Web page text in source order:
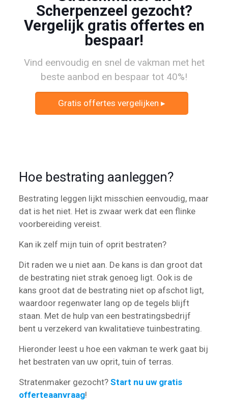
Scherpenzeel gezocht?
Vergelijk gratis offertes en
bespaar!
Vind eenvoudig en snel de vakman met het
beste aanbod en bespaar tot 40%!
Gratis offertes vergelijken ▸
Hoe bestrating aanleggen?
Bestrating leggen lijkt misschien eenvoudig, maar
dat is het niet. Het is zwaar werk dat een flinke
voorbereiding vereist.
Kan ik zelf mijn tuin of oprit bestraten?
Dit raden we u niet aan. De kans is dan groot dat
de bestrating niet strak genoeg ligt. Ook is de
kans groot dat de bestrating niet op afschot ligt,
waardoor regenwater lang op de tegels blijft
staan. Met de hulp van een bestratingsbedrijf
bent u verzekerd van kwalitatieve tuinbestrating.
Hieronder leest u hoe een vakman te werk gaat bij
het bestraten van uw oprit, tuin of terras.
Stratenmaker gezocht? Start nu uw gratis
offerteaanvraag!